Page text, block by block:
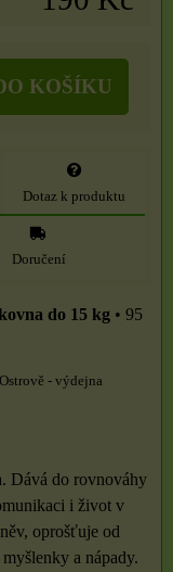
KOŠÍKU
Dotaz k produktu
Doručení
do 15 kg • 95
- výdejna
Dává do rovnováhy
i život v
oprošťuje od
a nápady.